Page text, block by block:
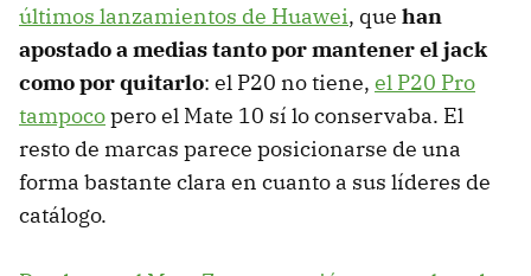
últimos lanzamientos de Huawei, que han
apostado a medias tanto por mantener el jack
como por quitarlo: el P20 no tiene, el P20 Pro
tampocopero el Mate 10 sí lo conservaba. El
resto de marcas parece posicionarse de una
forma bastante clara en cuanto a sus líderes de
catálogo.